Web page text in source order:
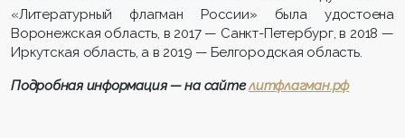
«Литературный флагман России» была удостоена
Воронежская область, в 2017 — Санкт-Петербург, в 2018 —
Иркутская область, а в 2019 — Белгородская область.
Подробная информация — на сайтелитфлагман.рф